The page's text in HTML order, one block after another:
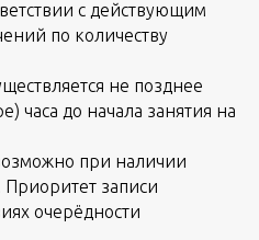
с действующим
по количеству
не позднее
часа до начала занятия на
при наличии
Приоритет записи
очерёдности